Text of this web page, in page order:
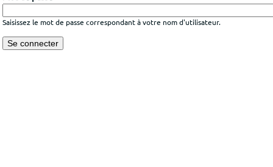
Saisissez le mot de passe correspondant à votre nom d'utilisateur.